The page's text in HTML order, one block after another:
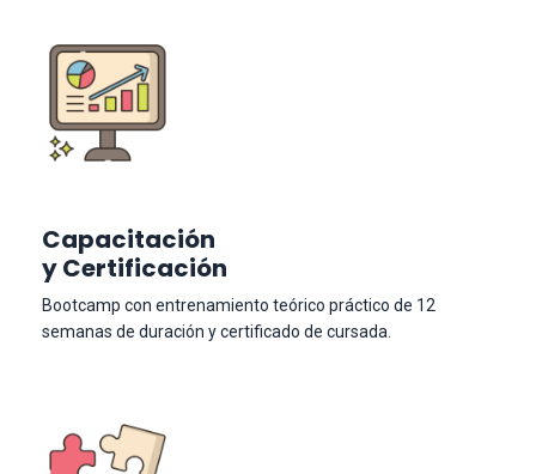
Capacitación
y Certificación
Bootcamp con entrenamiento teórico práctico de 12
semanas de duración y certificado de cursada.